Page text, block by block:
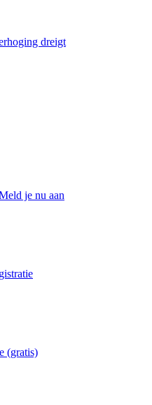
dreigt
je nu aan
(gratis)